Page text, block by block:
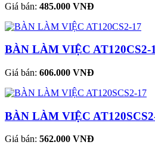
Giá bán: 485.000 VNĐ
BÀN LÀM VIỆC AT120CS2-
Giá bán: 606.000 VNĐ
BÀN LÀM VIỆC
Giá bán: 562.000 VNĐ